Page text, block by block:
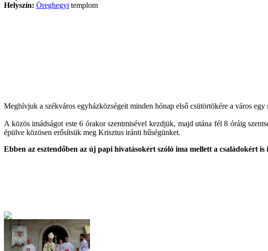
Helyszín: Öreghegyi templom
Meghívjuk a székváros egyházközségeit minden hónap első csütörtökére a város
A közös imádságot este 6 órakor szentmisével kezdjük, majd utána fél 8 óráig
épülve közösen erősítsük meg Krisztus iránti hűségünket.
Ebben az esztendőben az új papi hivatásokért szóló ima mellett a családokért